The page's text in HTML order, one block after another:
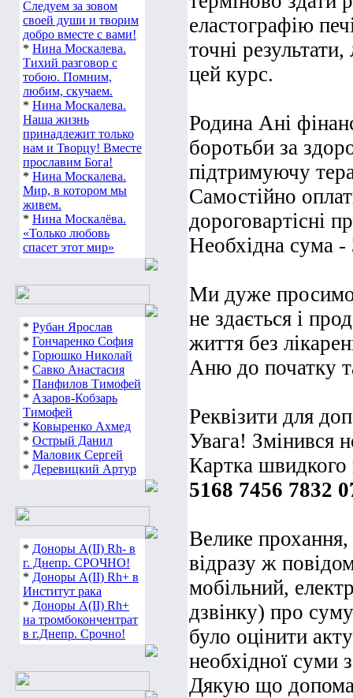
Следуем за зовом
своей души и творим
добро вместе с вами!
* Нина Москалева.
Тихий разговор с
тобою. Помним,
любим, скучаем.
* Нина Москалева.
Наша жизнь
принадлежит только
нам и Творцу! Вместе
прославим Бога!
* Нина Москалева.
Мир, в котором мы
живем.
* Нина Москалёва.
«Только любовь
спасет этот мир»
* Рубан Ярослав
* Гончаренко София
* Горюшко Николай
* Савко Анастасия
* Панфилов Тимофей
* Азаров-Кобзарь
Тимофей
* Ковыренко Ахмед
* Острый Данил
* Маловик Сергей
* Деревицкий Артур
* Доноры А(ІІ) Rh- в
г. Днепр. СРОЧНО!
* Доноры А(ІІ) Rh+ в
Институт рака
* Доноры А(ІІ) Rh+
на тромбокончентрат
в г.Днепр. Срочно!
еластографію
точні
цей курс.
Родина Ані
боротьби за
підтримуючу
Самостійно
дороговартісні
Необхідна сума -
Ми дуже просимо
не здається і
життя без
Аню до початку
Реквізити для
Увага! Змінився
Картка
5168 7456 7832
Велике
відразу ж
мобільний,
дзвінку) про
було оцінити
необхідної суми
Дякую що